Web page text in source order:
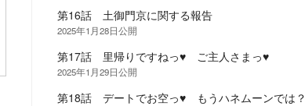
第16話 土御門京に関する報告
2025年1月28日公開
第17話 里帰りですねっ♥ ご主人さまっ♥
2025年1月29日公開
第18話 デートでお空っ♥ もうハネムーンでは？